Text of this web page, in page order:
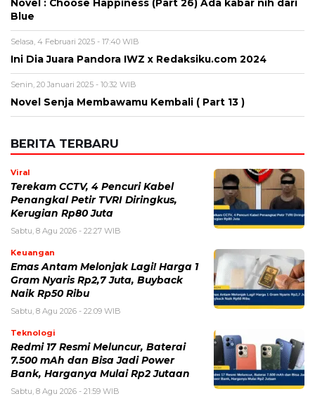
Novel : Choose Happiness (Part 26) Ada kabar nih dari
Blue
Selasa, 4 Februari 2025 - 17:40 WIB
Ini Dia Juara Pandora IWZ x Redaksiku.com 2024
Senin, 20 Januari 2025 - 10:32 WIB
Novel Senja Membawamu Kembali ( Part 13 )
BERITA TERBARU
Viral
Terekam CCTV, 4 Pencuri Kabel
Penangkal Petir TVRI Diringkus,
Kerugian Rp80 Juta
Sabtu, 8 Agu 2026 - 22:27 WIB
Keuangan
Emas Antam Melonjak Lagi! Harga 1
Gram Nyaris Rp2,7 Juta, Buyback
Naik Rp50 Ribu
Sabtu, 8 Agu 2026 - 22:09 WIB
Teknologi
Redmi 17 Resmi Meluncur, Baterai
7.500 mAh dan Bisa Jadi Power
Bank, Harganya Mulai Rp2 Jutaan
Sabtu, 8 Agu 2026 - 21:59 WIB